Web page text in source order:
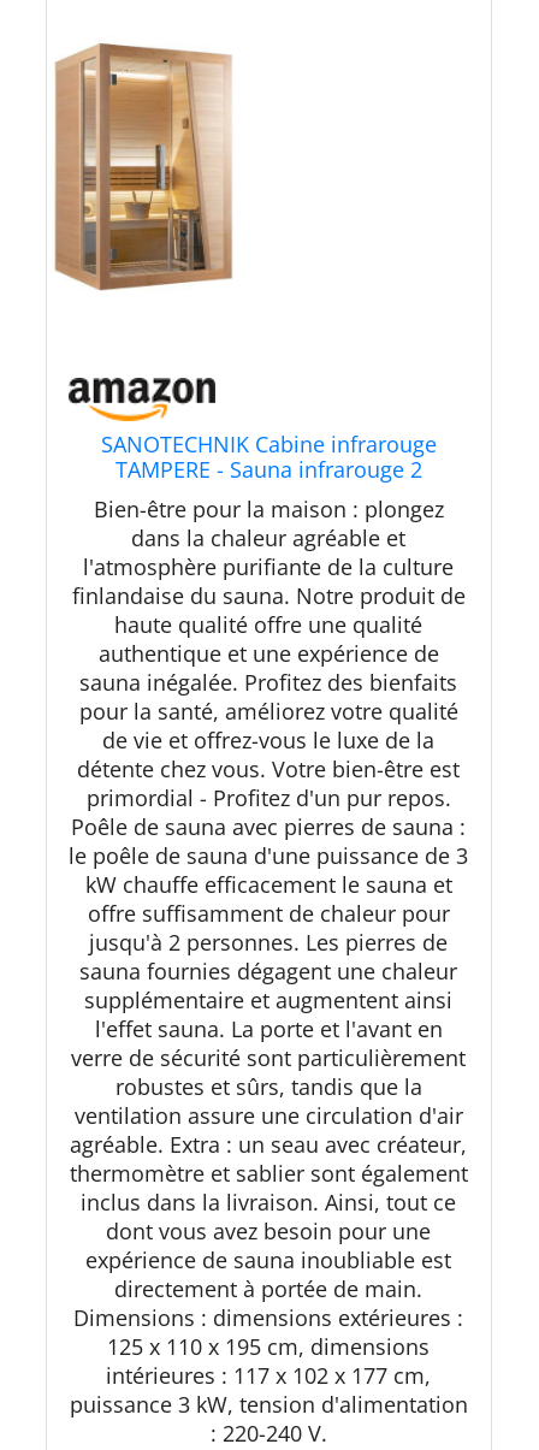
SANOTECHNIK Cabine infrarouge
TAMPERE - Sauna infrarouge 2
personnes 125 × 110 × 195 cm, four
Harvia 3,5 kW, lumière LED couleur,
verre ESG - N° d'article : K40125
Bien-être pour la maison : plongez
dans la chaleur agréable et
l'atmosphère purifiante de la culture
finlandaise du sauna. Notre produit de
haute qualité offre une qualité
authentique et une expérience de
sauna inégalée. Profitez des bienfaits
pour la santé, améliorez votre qualité
de vie et offrez-vous le luxe de la
détente chez vous. Votre bien-être est
primordial - Profitez d'un pur repos.
Poêle de sauna avec pierres de sauna :
le poêle de sauna d'une puissance de 3
kW chauffe efficacement le sauna et
offre suffisamment de chaleur pour
jusqu'à 2 personnes. Les pierres de
sauna fournies dégagent une chaleur
supplémentaire et augmentent ainsi
l'effet sauna. La porte et l'avant en
verre de sécurité sont particulièrement
robustes et sûrs, tandis que la
ventilation assure une circulation d'air
agréable. Extra : un seau avec créateur,
thermomètre et sablier sont également
inclus dans la livraison. Ainsi, tout ce
dont vous avez besoin pour une
expérience de sauna inoubliable est
directement à portée de main.
Dimensions : dimensions extérieures :
125 x 110 x 195 cm, dimensions
intérieures : 117 x 102 x 177 cm,
puissance 3 kW, tension d'alimentation
: 220-240 V.